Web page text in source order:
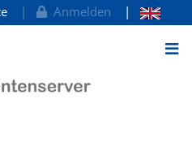
Anmelden